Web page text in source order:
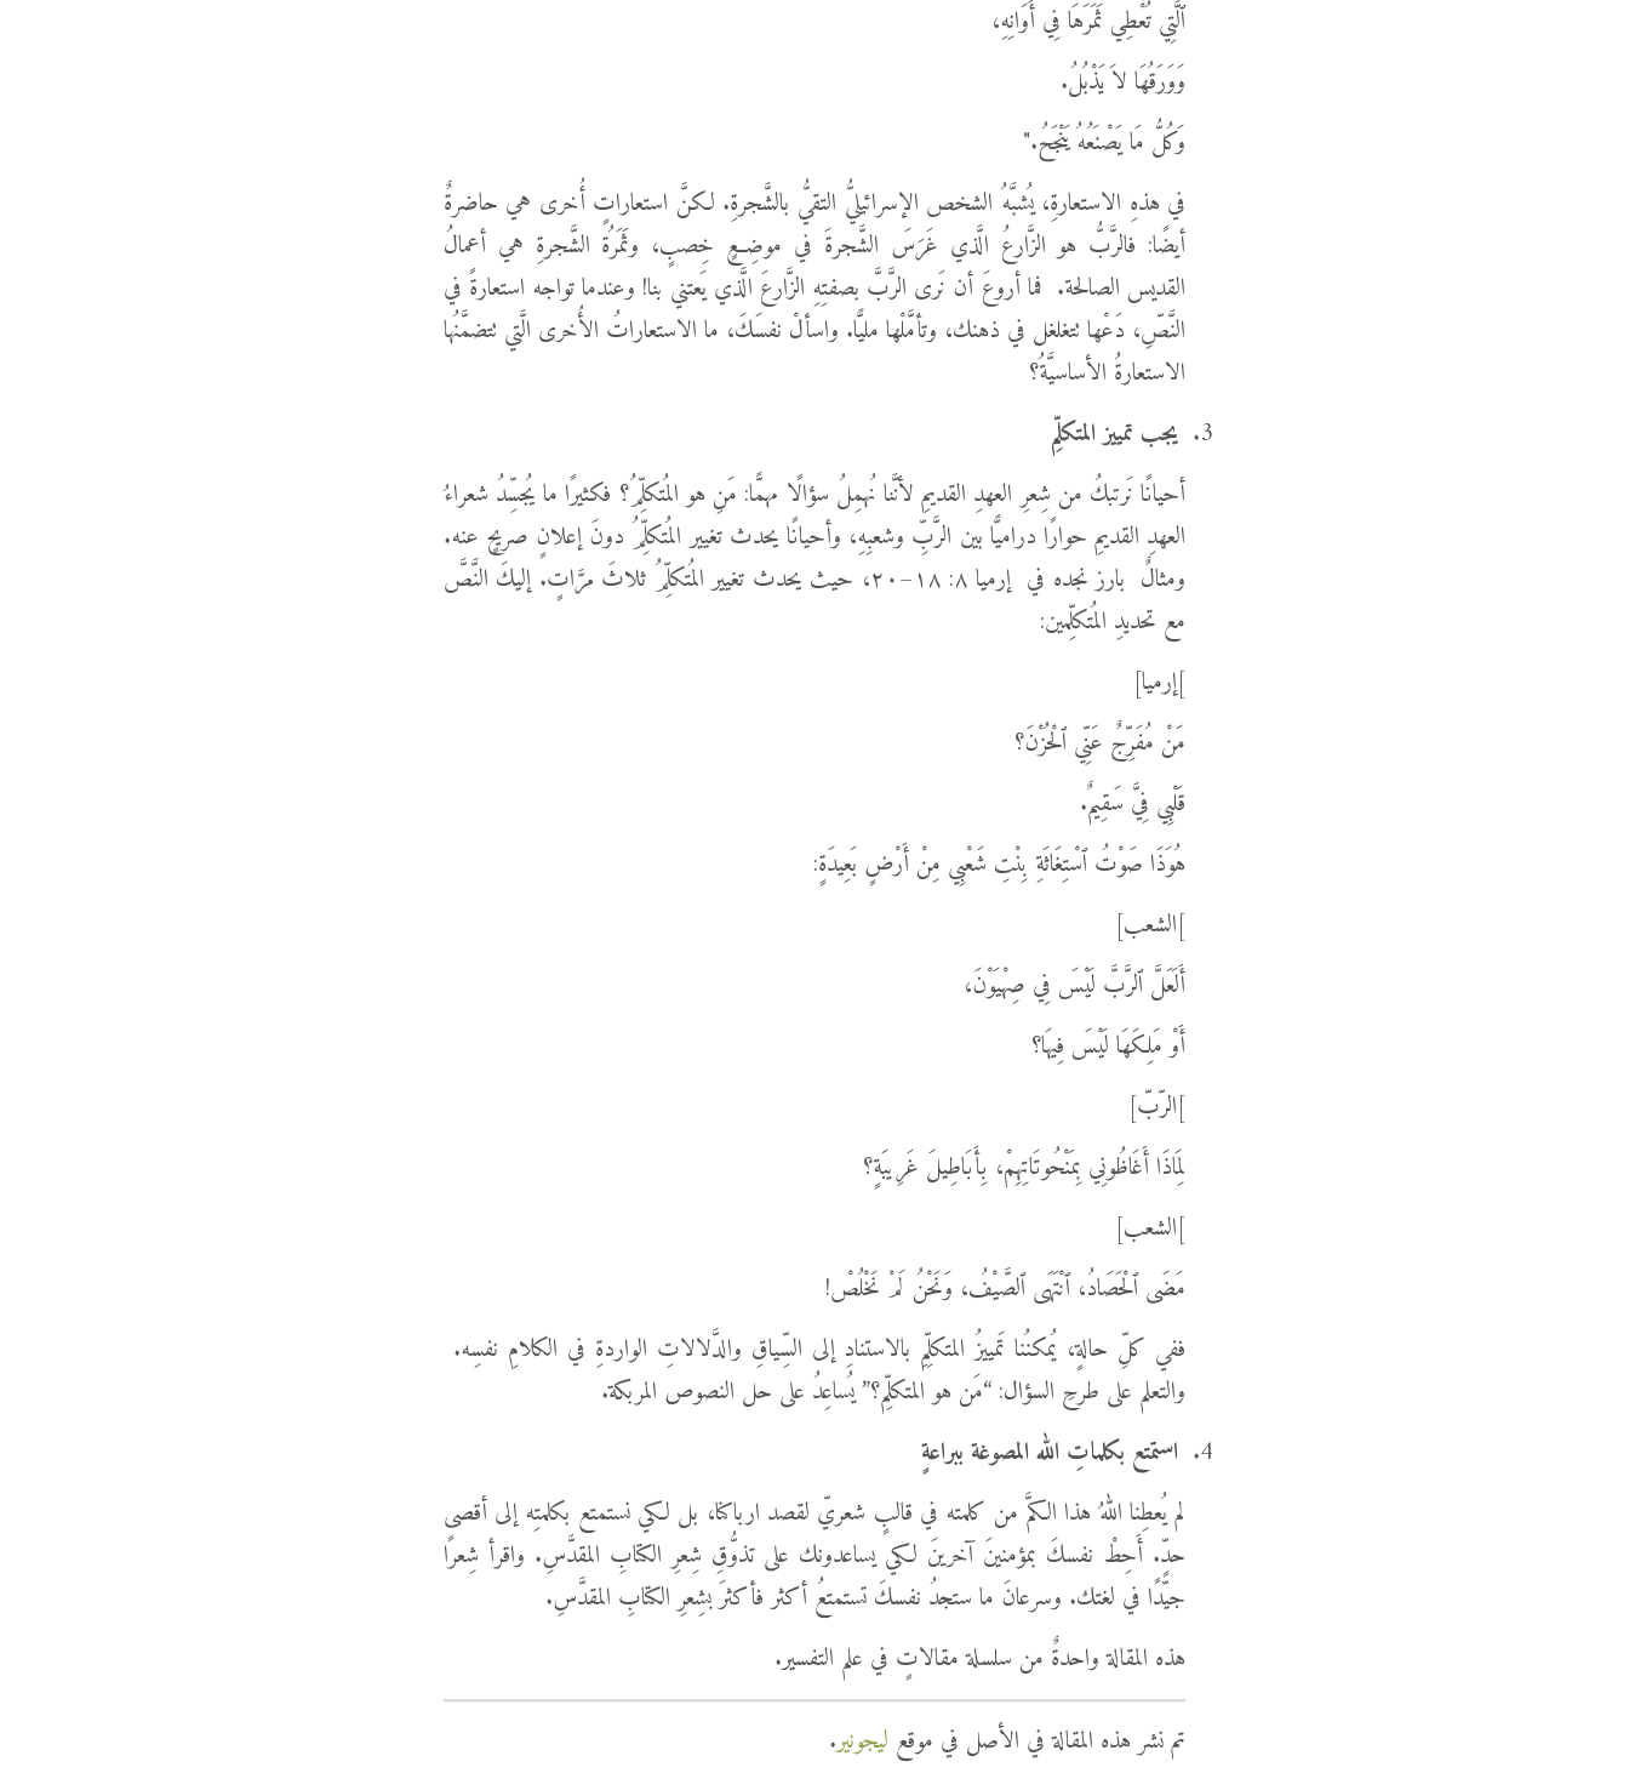
ٱلَّتِي تُعْطِي ثَمَرَهَا فِي أَوَانِهِ،
وَوَرَقُهَا لاَ يَذْبُلُ.
وَكُلُّ مَا يَصْنَعُهُ يَنْجَحُ."
في هذهِ الاستعارةِ، يُشبَّهُ الشخص الإسرائيليُّ التقيُّ بالشَّجرةِ. لكنَّ استعاراتٍ أُخرى هي حاضرةٌ
أيضًا: فالرَّبُّ هو الزَّارعُ الَّذي غَرَسَ الشَّجرةَ في موضِعٍ خِصبٍ، وثَمَرُة الشَّجرةِ هي أعمالُ
القديس الصالحة. فما أروعَ أن نَرى الرَّبَّ بصفتِهِ الزَّارعَ الَّذي يَعتني بنا! وعندما تواجه استعارةً في
النَّصِّ، دَعْها تتغلغل في ذهنك، وتأمَّلْها مليًّا. واسألْ نفسَكَ، ما الاستعاراتُ الأُخرى الَّتي تتضمَّنُها
الاستعارةُ الأساسيَّةُ؟
يجب تمييز المتكلِّم
أحيانًا نَرتبكُ من شِعرِ العهدِ القديمِ لأنَّنا نُهمِلُ سؤالًا مهمًّا: مَنِ هو المُتكلِّمُ؟ فكثيرًا ما يُجسِّدُ شعراءُ
العهدِ القديمِ حوارًا دراميًّا بين الرَّبِّ وشعبِهِ، وأحيانًا يحدث تغيير المُتكلِّمُ دونَ إعلانٍ صريحٍ عنه.
ومثالٌ بارز نجده في إرميا ٨: ١٨–٢٠، حيث يحدث تغيير المُتكلِّمُ ثلاثَ مرَّاتٍ. إليكَ النَّصَّ
مع تحديدِ المُتكلِّمين:
]إرميا]
مَنْ مُفَرِّجٌ عَنِّي ٱلْحُزْنَ؟
قَلْبِي فِيَّ سَقِيمٌ.
هُوَذَا صَوْتُ ٱسْتِغَاثَةِ بِنْتِ شَعْبِي مِنْ أَرْضٍ بَعِيدَةٍ:
]الشعب]
أَلَعَلَّ ٱلرَّبَّ لَيْسَ فِي صِهْيَوْنَ،
أَوْ مَلِكَهَا لَيْسَ فِيهَا؟
]الرّبّ]
لِمَاذَا أَغَاظُونِي بِمَنْحُوتَاتِهِمْ، بِأَبَاطِيلَ غَرِيبَةٍ؟
]الشعب]
مَضَى ٱلْحَصَادُ، ٱنْتَهَى ٱلصَّيْفُ، وَنَحْنُ لَمْ نَخْلُصْ!
ففي كلِّ حالةٍ، يُمكنُنا تَمييزُ المتكلِّمِ بالاستنادِ إلى السِّياقِ والدَّلالاتِ الواردةِ في الكلامِ نفسِه.
والتعلم على طرحِ السؤال: “مَن هو المتكلِّم؟” يُساعِدُ على حل النصوص المربكة.
استمتع بكلماتِ الله المصوغة ببراعةٍ
لم يُعطِنا اللهُ هذا الكمَّ من كلمته في قالبٍ شعريّ لقصد ارباكنا، بل لكي نستمتع بكلمتِه إلى أقصى
حدٍّ. أَحِطْ نفسكَ بمؤمنينَ آخرينَ لكي يساعدونك على تذوُّقِ شِعرِ الكتابِ المقدَّسِ. واقرأ شِعرًا
جيّدًا في لغتك. وسرعانَ ما ستجدُ نفسكَ تستمتعُ أكثر فأكثرَ بشِعرِ الكتابِ المقدَّسِ.
هذه المقالة واحدةٌ من سلسلة مقالاتٍ في علم التفسير.
تم نشر هذه المقالة في الأصل في موقع ليجونير.